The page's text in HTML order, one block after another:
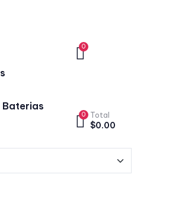
Baterias
0
0 Total
$0.00